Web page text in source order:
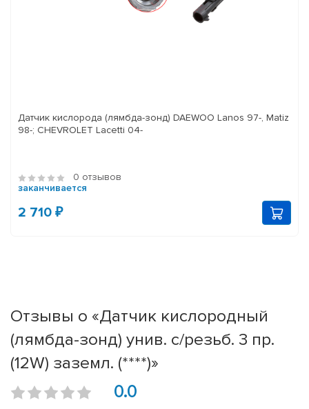
Датчик кислорода (лямбда-зонд) DAEWOO Lanos 97-, Matiz
98-; CHEVROLET Lacetti 04-
0 отзывов
заканчивается
2 710 ₽
Отзывы о «Датчик кислородный
(лямбда-зонд) унив. с/резьб. 3 пр.
(12W) заземл. (****)»
0.0